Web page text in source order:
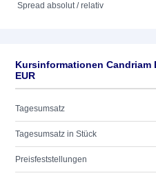
Spread absolut / relativ
Kursinformationen Candriam
EUR
Tagesumsatz
Tagesumsatz in Stück
Preisfeststellungen